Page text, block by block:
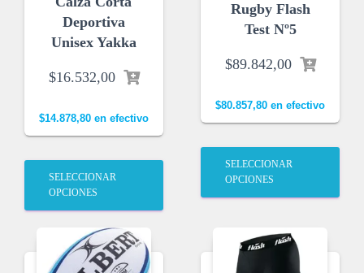
Deportiva
Unisex Yakka
$16.532,00
$14.878,80en efectivo
SELECCIONAR
OPCIONES
Rugby Flash
Test Nº5
$89.842,00
$80.857,80 en efectivo
SELECCIONAR
OPCIONES